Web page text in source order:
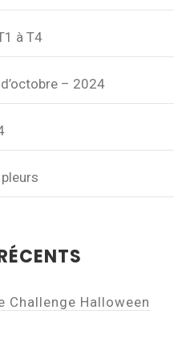
à T4
– 2024
Challenge Halloween